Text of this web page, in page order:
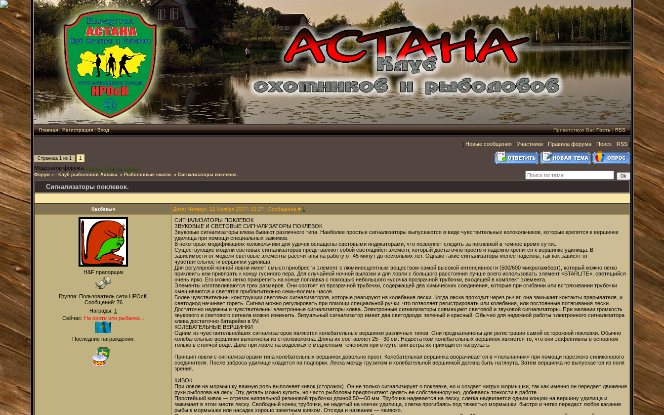
Главная|Регистрация|Вход Приветствую Вас Гость|RSS
[ Новые сообщения · Участники · Правила форума · Поиск · RSS ]
Страница 1 из 1 1
Модератор форума: Maximus LAN Kot kolumbay
Форум » - Клуб рыболовов Астаны. » Рыболовные снасти. » Сигнализаторы поклевок.
Сигнализаторы поклевок.
Казбекыч Дата: Четверг, 22 Ноября 2007, 02:27 | Сообщение # 1
H&F прапорщик
Группа: Пользователь сети НРОсК.
Сообщений: 76
Награды: 1
Сейчас: На охоте или рыбалке...
Последние награждения:
СИГНАЛИЗАТОРЫ ПОКЛЕВОК
ЗВУКОВЫЕ И СВЕТОВЫЕ СИГНАЛИЗАТОРЫ ПОКЛЕВОК
Звуковые сигнализаторы клева бывают различного типа. Наиболее простые сигнализаторы выпускаются в виде чувствительных колокольчиков, которые крепятся к вершинке
удилища при помощи специальных зажимов.
В некоторых модификациях колокольчики для удочек оснащены световыми индикаторами, что позволяет следить за поклевкой в темное время суток.
Существующие модели световых сигнализаторов представляют собой светящийся элемент, который достаточно просто и надежно крепится к вершинке удилища. В
зависимости от модели световые элементы рассчитаны на работу от 45 минут до нескольких лет. Однако такие сигнализаторы менее надежны, так как зависят от
чувствительности вершинки удилища.
Для регулярной ночной ловли имеет смысл приобрести элемент с люминесцентным веществом самой высокой интенсивности (500/600 микроламберт), который можно легко
приклеить или привязать к концу гусиного пера. Для случайной ночной вылазки и для ловли с большого расстояния лучше всего использовать элемент «STARLITE», светящийся
очень ярко. Его можно легко прикрепить на конце поплавка с помощью небольшого кусочка прозрачной трубочки, входящей в комплект элемента.
Элементы изготавливаются трех размеров. Они состоят из прозрачной трубочки, содержащей два химических соединения, которые при сгибании или встряхивании трубочки
смешиваются и светятся приблизительно семь-восемь часов.
Более чувствительны конструкции световых сигнализаторов, которые реагируют на колебания лески. Когда леска проходит через рычаг, она замыкает контакты прерывателя, и
светодиод начинает гореть. Сигнал можно регулировать при помощи специальной ручки, что позволяет регистрировать или колебания, или постоянные потягивания лески.
Достаточно надежны и чувствительны электронные сигнализаторы клева. Электронные сигнализаторы совмещают световой и звуковой сигнализаторы. При желании громкость
звукового и светового сигнала можно изменить. Визуальный сигнализатор имеет два светодиода: зеленый и красный. Обычно для надежной работы электронного сигнализатора
клева достаточно батарейки в 9V.
КОЛЕБАТЕЛЬНЫЕ ВЕРШИНКИ
Одним из чувствительнейших сигнализаторов являются колебательные вершинки различных типов. Они предназначены для регистрации самой осторожной поклевки. Обычно
колебательные вершинки выполнены из стекловолокна. Длина их составляет 25—30 см. Недостатком колебательных вершинок является то, что они эффективны в основном
только в стоячей воде. Даже при ловле на водоемах с медленным течением при отсутствии ветра их приходится нагружать.
Принцип ловли с сигнализаторами типа колебательных вершинок довольно прост. Колебательная вершинка вворачивается в «тюльпанчик» при помощи нарезного силиконового
соединителя. После заброса удилище кладется на подпорки. Леска между грузилом и колебательной вершинкой должна быть натянута. Затем вершинка не выпускается из поля
зрения.
КИВОК
При ловле на мормышку важную роль выполняет кивок (сторожок). Он не только сигнализирует о поклевке, но и создает «игру» мормышки, так как именно он передает движения
руки рыболова на лесу. Эту деталь можно купить, но часто рыболовы предпочитают делать ее собственноручно, добиваясь тонкости в работе.
Простейший кивок — отрезок ниппельной резиновой трубочки длиной 50—60 мм. Трубочка надевается на леску, слегка надвигается одним концом на вершину удилища и
зажимает в этом месте леску. Свободный конец трубочки, не надетый на кончик удилища, слегка прогибаясь под тяжестью мормышки, быстро и четко передаст любое касание
рыбы к мормышке или насадке хорошо заметным кивком. Отсюда и название — «кивок».